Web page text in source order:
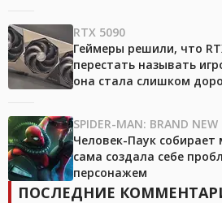
RTX 5090
Геймеры решили, что
перестать называть
она стала слишком
SPIDER-MAN: BRAND NEW
Человек-Паук
сама создала себе
персонажем
ПОСЛЕДНИЕ